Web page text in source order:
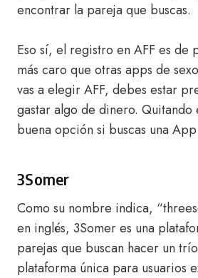
encontrar la pareja que buscas.
Eso sí, el registro en AFF es de
más caro que otras apps de
vas a elegir AFF, debes estar
gastar algo de dinero. Quitando
buena opción si buscas una
3Somer
Como su nombre indica,
en inglés, 3Somer es una
parejas que buscan hacer un
plataforma única para usuarios